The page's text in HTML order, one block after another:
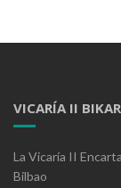
VICARÍA II
La Vicaría II
Bilbao